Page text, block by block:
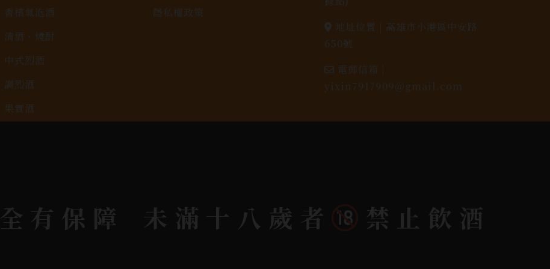
香檳氣泡酒
清酒、燒酎
中式烈酒
調烈酒
果實酒
隱私權政策
地址位置 | 高雄市小港區中安路
650號
電郵信箱 |
yixin7917909@gmail.com
有保障 未滿十八歲者 禁止飲酒